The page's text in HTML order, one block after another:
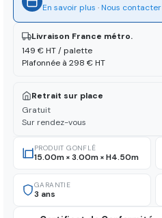
En savoir plus · Nous contacter
Livraison France métro.
149 € HT / palette
Plafonnée à 298 € HT
Retrait sur place
Gratuit
Sur rendez-vous
PRODUIT GONFLÉ
15.00m × 3.00m × H4.50m
GARANTIE
3 ans